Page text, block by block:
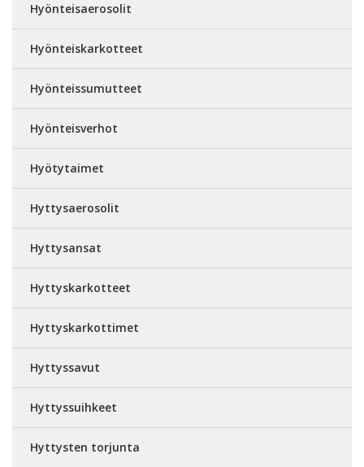
Hyönteisaerosolit
Hyönteiskarkotteet
Hyönteissumutteet
Hyönteisverhot
Hyötytaimet
Hyttysaerosolit
Hyttysansat
Hyttyskarkotteet
Hyttyskarkottimet
Hyttyssavut
Hyttyssuihkeet
Hyttysten torjunta